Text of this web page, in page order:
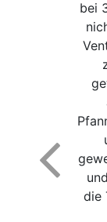
bei
die